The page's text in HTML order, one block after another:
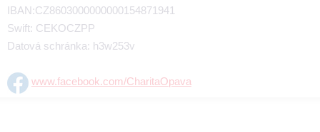
IBAN:CZ8603000000000154871941
Swift: CEKOCZPP
Datová schránka: h3w253v
www.facebook.com/CharitaOpava